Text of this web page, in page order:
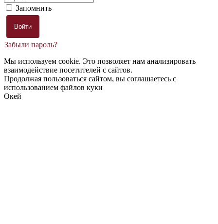
Запомнить
Забыли пароль?
Мы используем cookie. Это позволяет нам анализировать
взаимодействие посетителей с сайтов.
Продолжая пользоваться сайтом, вы соглашаетесь с
использованием файлов куки
Окей